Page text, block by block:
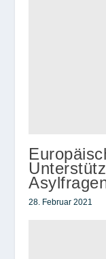
28. Februar 2021